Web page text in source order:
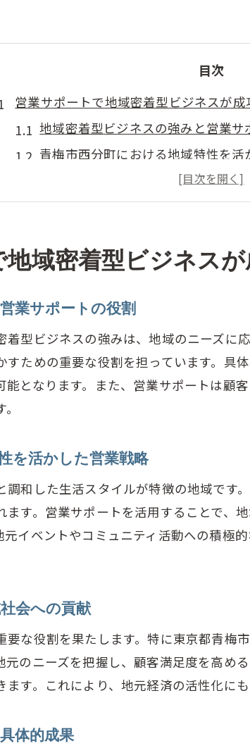
目次
営業サポートで地域密着型ビジネスが
地域密着型ビジネスの強みと営業サ
青梅市西分町における地域特性を活
営業サポートがもたらす地域社会へ
事例から見る営業サポートの具体的
競争の激しい市場で営業サポートを
青梅市西分町の顧客ニーズに応える
カスタマイズされた営業アプローチ
営業サポートを活用した効果的な
地域ニーズに根ざした製品・サービ
成功事例から学ぶ青梅市西分町における
成功事例に学ぶ営業サポートの効果
営業サポートによる売上向上のメカ
青梅市西分町特有の成功事例を徹底
地域社会との連携による営業サポー
営業サポートで差をつける青梅市西分町
顧客満足度を向上させる営業サポー
青梅市西分町での迅速な顧客対応の
域密着型ビジネス
業サポートの役割
型ビジネスの強みは、地域のニーズに
ための重要な役割を担っています。具
となります。また、営業サポートは顧
を活かした営業戦略
和した生活スタイルが特徴の地域です
ます。営業サポートを活用することで、
イベントやコミュニティ活動への積極
会への貢献
な役割を果たします。特に東京都青梅
のニーズを把握し、顧客満足度を高め
す。これにより、地元経済の活性化に
体的成果